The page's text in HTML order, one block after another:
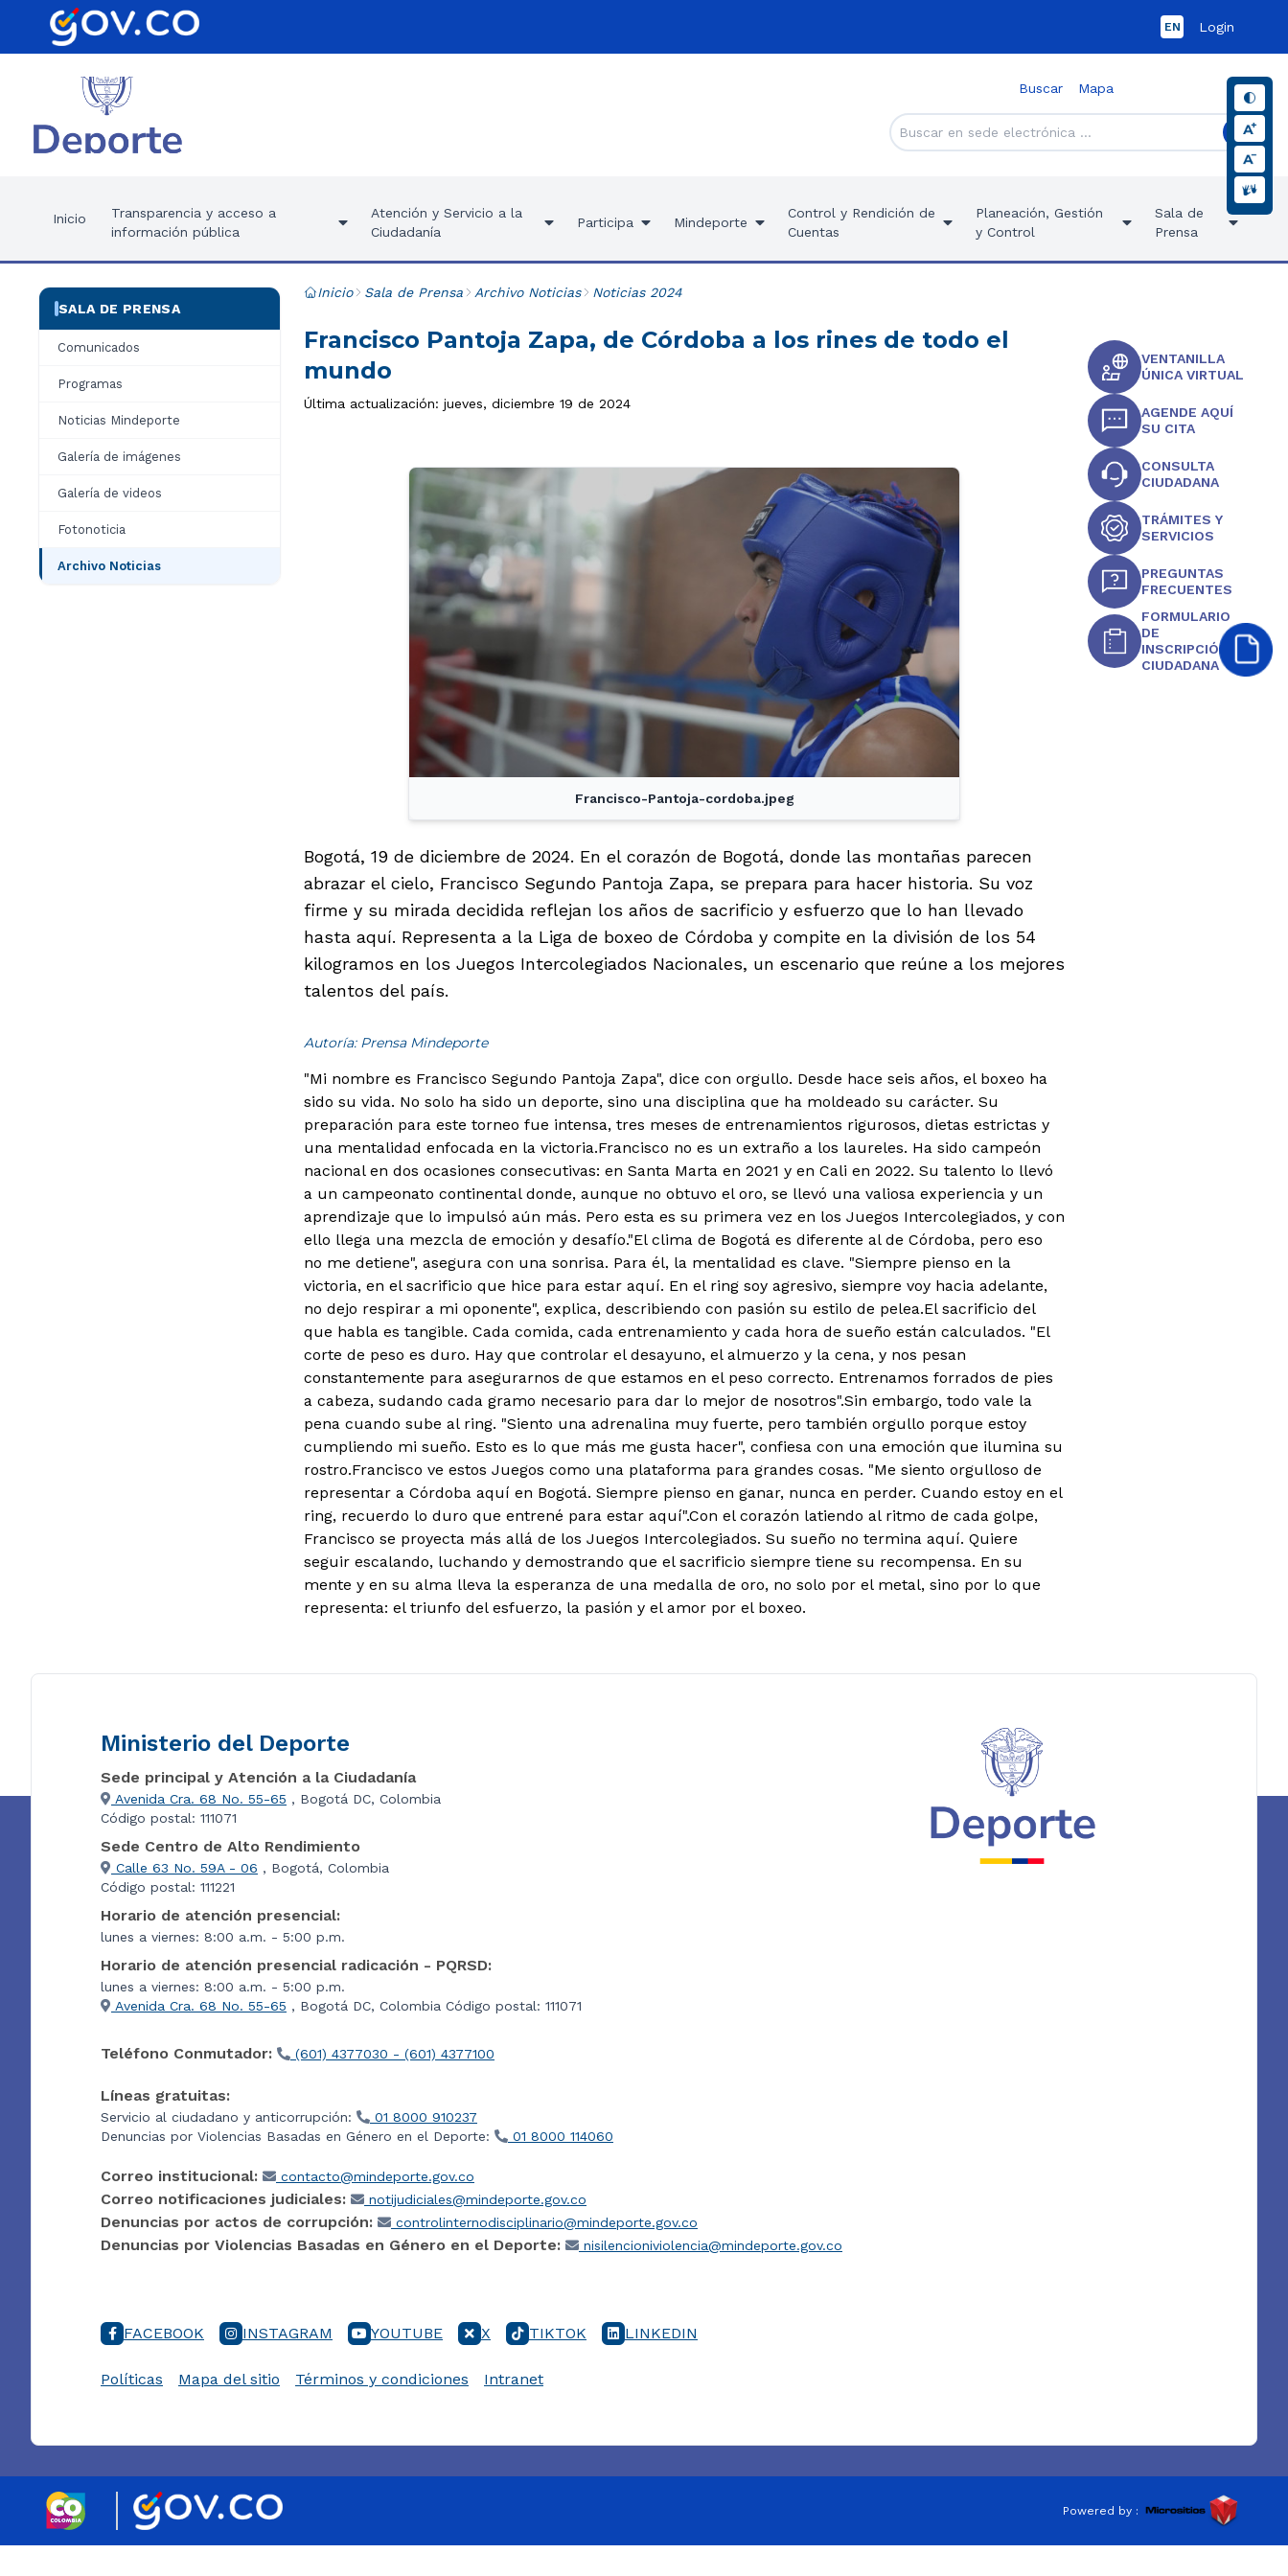
EN Login
Buscar Mapa
Inicio
Transparencia y acceso a
información pública
Atención y Servicio a la
Ciudadanía
Participa Mindeporte
Control y Rendición de
Cuentas
Planeación, Gestión
y Control
Sala de
Prensa
SALA DE PRENSA
Comunicados
Programas
Noticias Mindeporte
Galería de imágenes
Galería de videos
Fotonoticia
Archivo Noticias
Inicio Sala de Prensa Archivo Noticias Noticias 2024
Francisco Pantoja Zapa, de Córdoba a los rines de todo el
mundo
Última actualización: jueves, diciembre 19 de 2024
Francisco-Pantoja-cordoba.jpeg
Bogotá, 19 de diciembre de 2024. En el corazón de Bogotá, donde las montañas parecen
abrazar el cielo, Francisco Segundo Pantoja Zapa, se prepara para hacer historia. Su voz
firme y su mirada decidida reflejan los años de sacrificio y esfuerzo que lo han llevado
hasta aquí. Representa a la Liga de boxeo de Córdoba y compite en la división de los 54
kilogramos en los Juegos Intercolegiados Nacionales, un escenario que reúne a los mejores
talentos del país.
Autoría: Prensa Mindeporte
"Mi nombre es Francisco Segundo Pantoja Zapa", dice con orgullo. Desde hace seis años, el boxeo ha
sido su vida. No solo ha sido un deporte, sino una disciplina que ha moldeado su carácter. Su
preparación para este torneo fue intensa, tres meses de entrenamientos rigurosos, dietas estrictas y
una mentalidad enfocada en la victoria.Francisco no es un extraño a los laureles. Ha sido campeón
nacional en dos ocasiones consecutivas: en Santa Marta en 2021 y en Cali en 2022. Su talento lo llevó
a un campeonato continental donde, aunque no obtuvo el oro, se llevó una valiosa experiencia y un
aprendizaje que lo impulsó aún más. Pero esta es su primera vez en los Juegos Intercolegiados, y con
ello llega una mezcla de emoción y desafío."El clima de Bogotá es diferente al de Córdoba, pero eso
no me detiene", asegura con una sonrisa. Para él, la mentalidad es clave. "Siempre pienso en la
victoria, en el sacrificio que hice para estar aquí. En el ring soy agresivo, siempre voy hacia adelante,
no dejo respirar a mi oponente", explica, describiendo con pasión su estilo de pelea.El sacrificio del
que habla es tangible. Cada comida, cada entrenamiento y cada hora de sueño están calculados. "El
corte de peso es duro. Hay que controlar el desayuno, el almuerzo y la cena, y nos pesan
constantemente para asegurarnos de que estamos en el peso correcto. Entrenamos forrados de pies
a cabeza, sudando cada gramo necesario para dar lo mejor de nosotros".Sin embargo, todo vale la
pena cuando sube al ring. "Siento una adrenalina muy fuerte, pero también orgullo porque estoy
cumpliendo mi sueño. Esto es lo que más me gusta hacer", confiesa con una emoción que ilumina su
rostro.Francisco ve estos Juegos como una plataforma para grandes cosas. "Me siento orgulloso de
representar a Córdoba aquí en Bogotá. Siempre pienso en ganar, nunca en perder. Cuando estoy en el
ring, recuerdo lo duro que entrené para estar aquí".Con el corazón latiendo al ritmo de cada golpe,
Francisco se proyecta más allá de los Juegos Intercolegiados. Su sueño no termina aquí. Quiere
seguir escalando, luchando y demostrando que el sacrificio siempre tiene su recompensa. En su
mente y en su alma lleva la esperanza de una medalla de oro, no solo por el metal, sino por lo que
representa: el triunfo del esfuerzo, la pasión y el amor por el boxeo.
VENTANILLA
ÚNICA VIRTUAL
AGENDE AQUÍ
SU CITA
CONSULTA
CIUDADANA
TRÁMITES Y
SERVICIOS
PREGUNTAS
FRECUENTES
FORMULARIO
DE
INSCRIPCIÓN
CIUDADANA
Ministerio del Deporte
Sede principal y Atención a la Ciudadanía
Avenida Cra. 68 No. 55-65 , Bogotá DC, Colombia
Código postal: 111071
Sede Centro de Alto Rendimiento
Calle 63 No. 59A - 06 , Bogotá, Colombia
Código postal: 111221
Horario de atención presencial:
lunes a viernes: 8:00 a.m. - 5:00 p.m.
Horario de atención presencial radicación - PQRSD:
lunes a viernes: 8:00 a.m. - 5:00 p.m.
Avenida Cra. 68 No. 55-65 , Bogotá DC, Colombia Código postal: 111071
Teléfono Conmutador: (601) 4377030 - (601) 4377100
Líneas gratuitas:
Servicio al ciudadano y anticorrupción:
01 8000 910237
Denuncias por Violencias Basadas en Género en el Deporte:
01 8000 114060
Correo institucional: contacto@mindeporte.gov.co
Correo notificaciones judiciales: notijudiciales@mindeporte.gov.co
Denuncias por actos de corrupción: controlinternodisciplinario@mindeporte.gov.co
Denuncias por Violencias Basadas en Género en el Deporte: nisilencioniviolencia@mindeporte.gov.co
FACEBOOK INSTAGRAM YOUTUBE X TIKTOK LINKEDIN
Políticas Mapa del sitio Términos y condiciones Intranet
Powered by :